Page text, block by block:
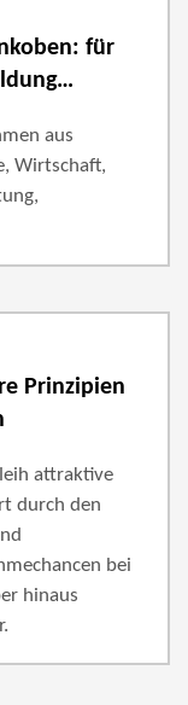
für
aus
Wirtschaft,
Prinzipien
attraktive
durch den
bei
hinaus